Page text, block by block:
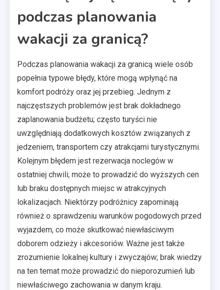
podczas planowania
wakacji za granicą?
Podczas planowania wakacji za granicą wiele osób
popełnia typowe błędy, które mogą wpłynąć na
komfort podróży oraz jej przebieg. Jednym z
najczęstszych problemów jest brak dokładnego
zaplanowania budżetu; często turyści nie
uwzględniają dodatkowych kosztów związanych z
jedzeniem, transportem czy atrakcjami turystycznymi.
Kolejnym błędem jest rezerwacja noclegów w
ostatniej chwili; może to prowadzić do wyższych cen
lub braku dostępnych miejsc w atrakcyjnych
lokalizacjach. Niektórzy podróżnicy zapominają
również o sprawdzeniu warunków pogodowych przed
wyjazdem, co może skutkować niewłaściwym
doborem odzieży i akcesoriów. Ważne jest także
zrozumienie lokalnej kultury i zwyczajów; brak wiedzy
na ten temat może prowadzić do nieporozumień lub
niewłaściwego zachowania w danym kraju.